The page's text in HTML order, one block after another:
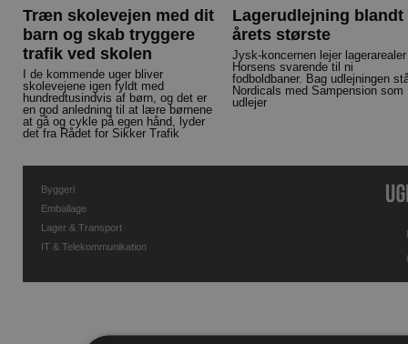
Træn skolevejen med dit
barn og skab tryggere
trafik ved skolen
I de kommende uger bliver
skolevejene igen fyldt med
hundredtusindvis af børn, og det er
en god anledning til at lære børnene
at gå og cykle på egen hånd, lyder
det fra Rådet for Sikker Trafik
Lagerudlejning blandt
årets største
Jysk-koncernen lejer
Horsens svarende til ni
fodboldbaner. Bag udlejningen
Nordicals med Sampension som
udlejer
Byggeri
Emballage
Lager & Transport
IT & Telekommunikation